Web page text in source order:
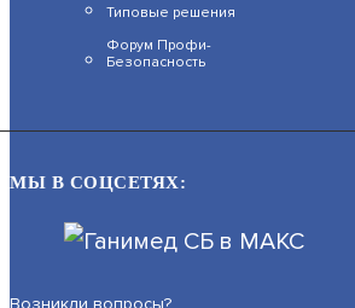
Типовые решения
Форум Профи-
Безопасность
МЫ В СОЦСЕТЯХ:
Возникли вопросы?